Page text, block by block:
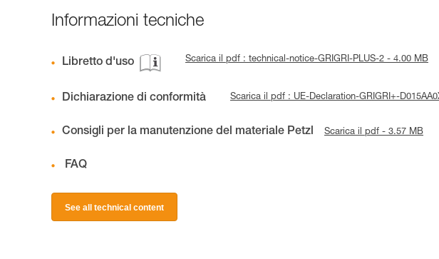
Informazioni tecniche
Libretto d'uso Scarica il pdf : technical-notice-GRIGRI-PLUS-2 - 4.00 MB
Dichiarazione di conformità Scarica il pdf : UE-Declaration-GRIGRI+-
Consigli per la manutenzione del materiale Petzl Scarica il pdf - 3.57 MB
FAQ
See all technical content